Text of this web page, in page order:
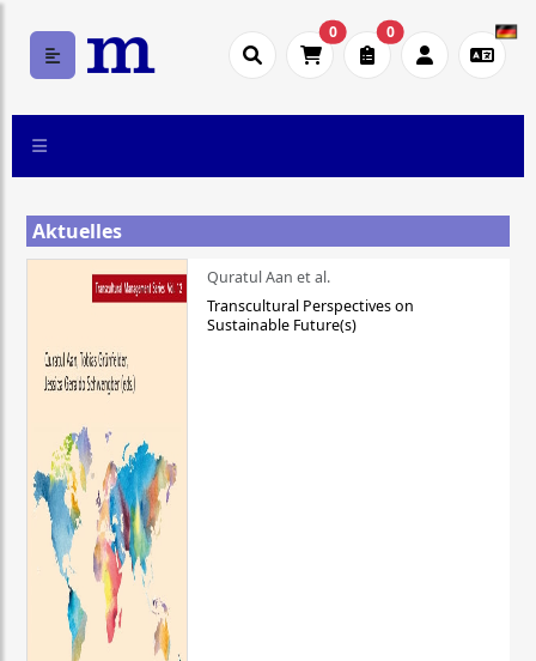
0 0
Aktuelles
Quratul Aan et al.
Transcultural Perspectives on
Sustainable Future(s)